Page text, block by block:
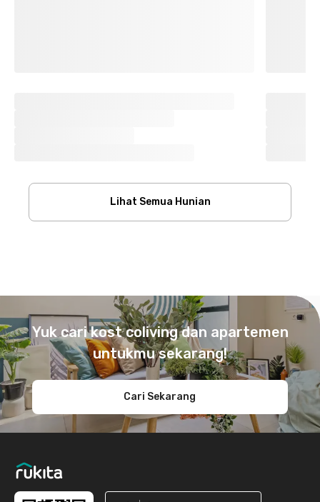
Lihat Semua Hunian
Yuk cari kost coliving dan apartemen
untukmu sekarang!
Cari Sekarang